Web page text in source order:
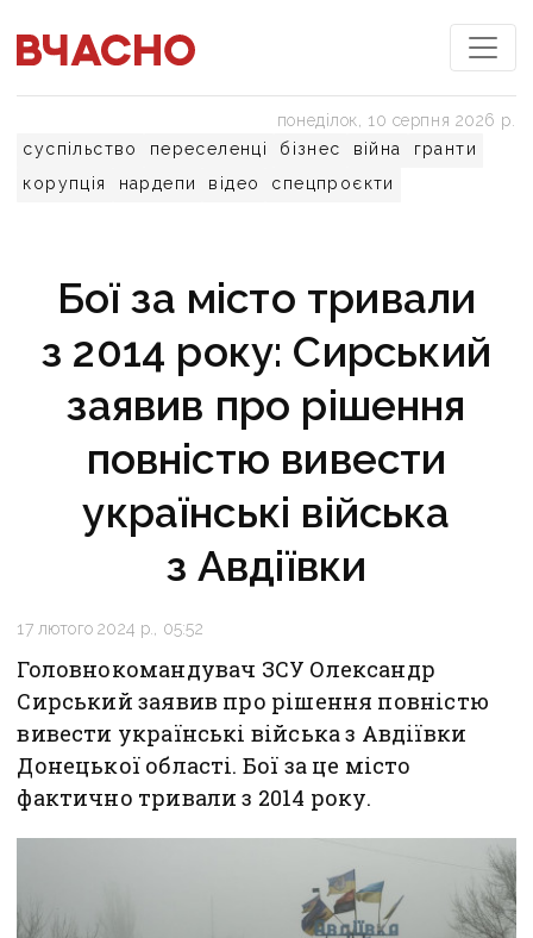
суспільство переселенці бізнес війна
гранти
корупція
нардепи відео спецпроєкти
понеділок, 10 серпня 2026 р.
Бої за місто тривали
з 2014 року: Сирський
заявив про рішення
повністю вивести
українські війська
з Авдіївки
17 лютого 2024 р., 05:52
Головнокомандувач ЗСУ Олександр
Сирський заявив про рішення повністю
вивести українські війська з Авдіївки
Донецької області. Бої за це місто
фактично тривали з 2014 року.